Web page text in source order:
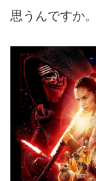
思うんですか。